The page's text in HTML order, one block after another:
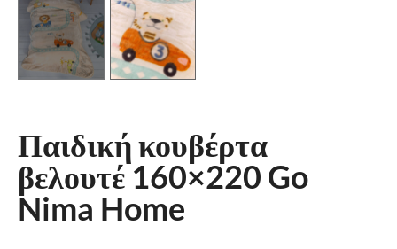
Παιδική κουβέρτα
βελουτέ 160×220 Go
Nima Home